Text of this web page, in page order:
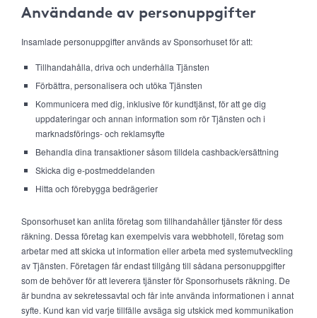
Användande av personuppgifter
Insamlade personuppgifter används av Sponsorhuset för att:
Tillhandahålla, driva och underhålla Tjänsten
Förbättra, personalisera och utöka Tjänsten
Kommunicera med dig, inklusive för kundtjänst, för att ge dig
uppdateringar och annan information som rör Tjänsten och i
marknadsförings- och reklamsyfte
Behandla dina transaktioner såsom tilldela cashback/ersättning
Skicka dig e-postmeddelanden
Hitta och förebygga bedrägerier
Sponsorhuset kan anlita företag som tillhandahåller tjänster för dess
räkning. Dessa företag kan exempelvis vara webbhotell, företag som
arbetar med att skicka ut information eller arbeta med systemutveckling
av Tjänsten. Företagen får endast tillgång till sådana personuppgifter
som de behöver för att leverera tjänster för Sponsorhusets räkning. De
är bundna av sekretessavtal och får inte använda informationen i annat
syfte. Kund kan vid varje tillfälle avsäga sig utskick med kommunikation